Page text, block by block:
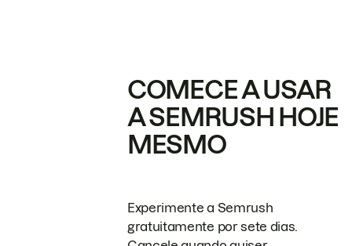
COMECE A USAR
A SEMRUSH HOJE
MESMO
Experimente a Semrush
gratuitamente por sete dias.